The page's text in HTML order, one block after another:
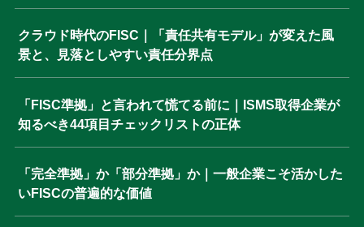
クラウド時代のFISC｜「責任共有モデル」が変えた風
景と、見落としやすい責任分界点
「FISC準拠」と言われて慌てる前に｜ISMS取得企業が
知るべき44項目チェックリストの正体
「完全準拠」か「部分準拠」か｜一般企業こそ活かした
いFISCの普遍的な価値